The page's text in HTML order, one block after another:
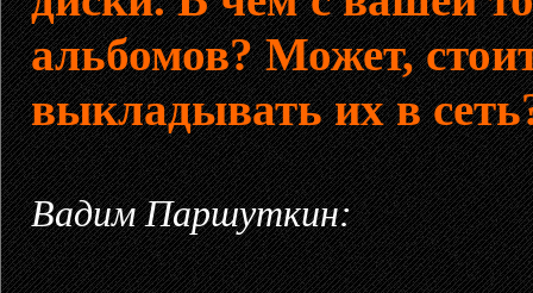
альбомов? Может,
выкладывать их в
Вадим Паршуткин: